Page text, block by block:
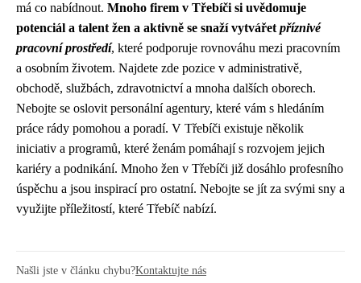
má co nabídnout. Mnoho firem v Třebíči si uvědomuje
potenciál a talent žen a aktivně se snaží vytvářet příznivé
pracovní prostředí, které podporuje rovnováhu mezi pracovním
a osobním životem. Najdete zde pozice v administrativě,
obchodě, službách, zdravotnictví a mnoha dalších oborech.
Nebojte se oslovit personální agentury, které vám s hledáním
práce rády pomohou a poradí. V Třebíči existuje několik
iniciativ a programů, které ženám pomáhají s rozvojem jejich
kariéry a podnikání. Mnoho žen v Třebíči již dosáhlo profesního
úspěchu a jsou inspirací pro ostatní. Nebojte se jít za svými sny a
využijte příležitostí, které Třebíč nabízí.
Našli jste v článku chybu?Kontaktujte nás